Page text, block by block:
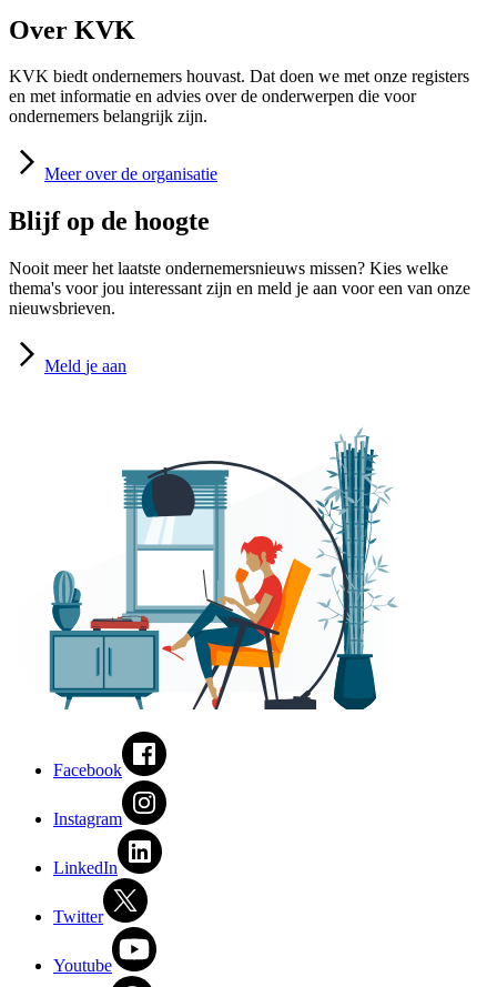
Over KVK
KVK biedt ondernemers houvast. Dat doen we met onze registers
en met informatie en advies over de onderwerpen die voor
ondernemers belangrijk zijn.
Meer over de organisatie
Blijf op de hoogte
Nooit meer het laatste ondernemersnieuws missen? Kies welke
thema's voor jou interessant zijn en meld je aan voor een van onze
nieuwsbrieven.
Meld je aan
Facebook
Instagram
LinkedIn
Twitter
Youtube